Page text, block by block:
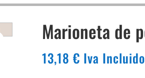
Marioneta de
13,18€ Iva Incluido